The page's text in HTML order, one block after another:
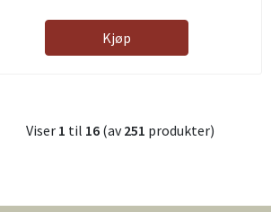
Kjøp
Viser 1 til 16 (av251 produkter)